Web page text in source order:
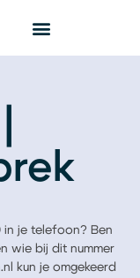
in je telefoon? Ben
wie bij dit nummer
kun je omgekeerd